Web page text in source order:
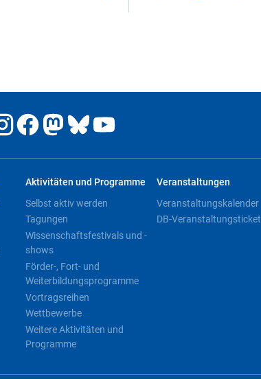
Aktivitäten und Programme
Selbst aktiv werden
Tagungen
Wissenschaftsfestivals und -
shows
Förder-, Fort- und
Weiterbildungsprogramme
Vortragsreihen
Wettbewerbe
Weitere Aktivitäten und
Programme
Veranstaltungen
Veranstaltungskalender
DB-Veranstaltungsticket